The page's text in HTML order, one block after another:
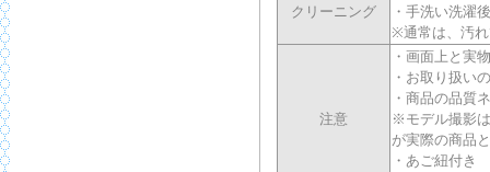
クリーニング
・手洗い洗濯
※通常は、汚
注意
・画面上と実
・お取り扱い
・商品の品質
※モデル撮影
が実際の商品
・あご紐付き